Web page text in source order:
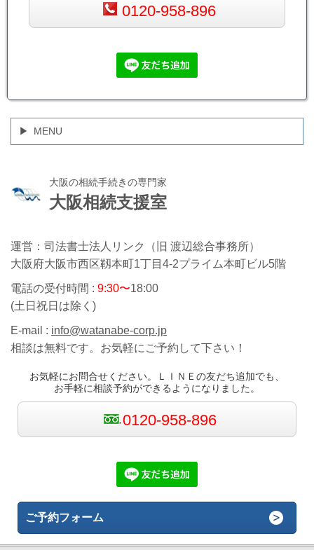
0120-958-896
MENU
大阪の相続手続きの専門家
大阪相続支援室
運営：司法書士法人リンク（旧 渡辺総合事務所）
大阪府大阪市西区靱本町1丁目4-2プライム本町ビル5階
電話の受付時間 : 9:30〜18:00
(土日祝日は除く)
E-mail : info@watanabe-corp.jp
相談は無料です。お気軽にご予約して下さい！
お気軽にお問合せください。ＬＩＮＥの友だち追加でも、
お手軽に相談予約ができるようになりました。
0120-958-896
ご予約フォーム